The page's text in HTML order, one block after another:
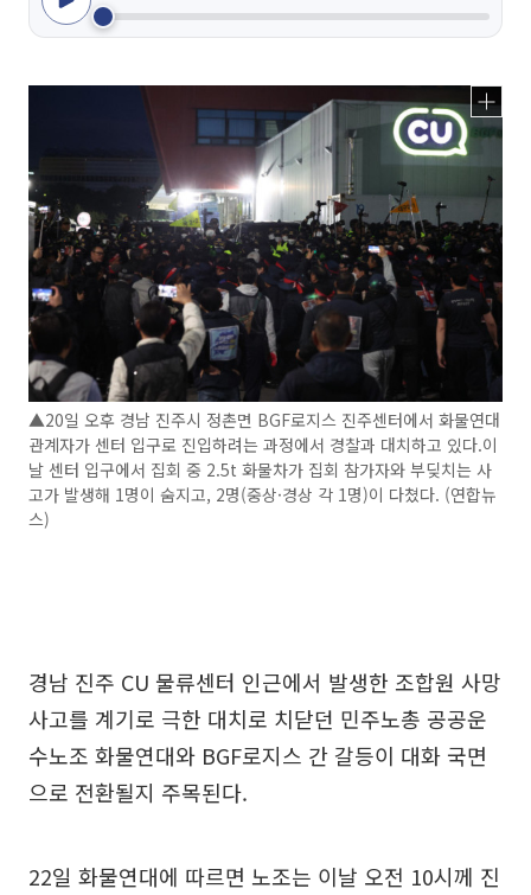
▲20일 오후 경남 진주시 정촌면 BGF로지스 진주센터에서 화물연대
관계자가 센터 입구로 진입하려는 과정에서 경찰과 대치하고 있다.이
날 센터 입구에서 집회 중 2.5t 화물차가 집회 참가자와 부딪치는 사
고가 발생해 1명이 숨지고, 2명(중상·경상 각 1명)이 다쳤다. (연합뉴
스)
경남 진주 CU 물류센터 인근에서 발생한 조합원 사망
사고를 계기로 극한 대치로 치닫던 민주노총 공공운
수노조 화물연대와 BGF로지스 간 갈등이 대화 국면
으로 전환될지 주목된다.
22일 화물연대에 따르면 노조는 이날 오전 10시께 진